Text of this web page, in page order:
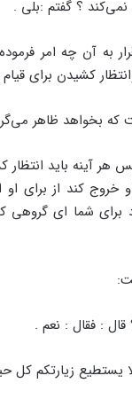
نمی‌کند ؟ گفتم :‌بلی .
به آن چه امر
کشیدن برای قیام
که بخواهد ظاهر
آینه باید انتظار
خروج کند از برای
برای شما ای
قال : فقال : نعم .
یستطیع زیارتکم کل